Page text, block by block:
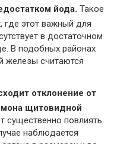
йода. Такое
где этот важный для
в достаточном
В подобных районах
железы считаются
отклонение от
щитовидной
существенно повлиять
наблюдается